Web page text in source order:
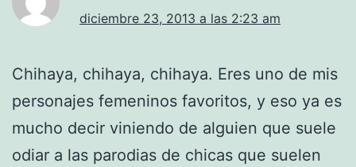
diciembre 23, 2013 a las 2:23 am
Chihaya, chihaya, chihaya. Eres uno de mis
personajes femeninos favoritos, y eso ya es
mucho decir viniendo de alguien que suele
odiar a las parodias de chicas que suelen